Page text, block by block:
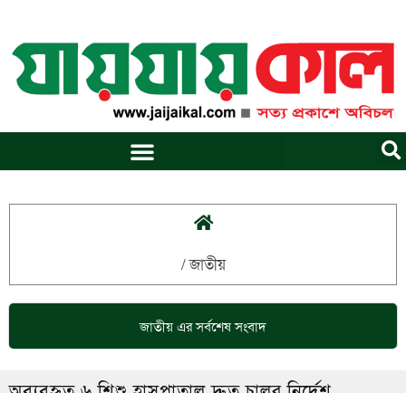
content
/জাতীয়
জাতীয়এর সর্বশেষ সংবাদ